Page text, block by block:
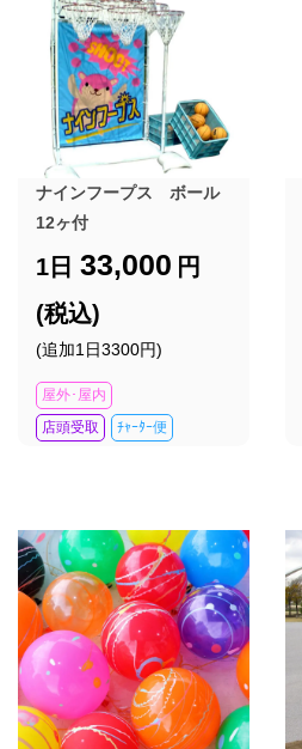
ナインフープス ボール
12ヶ付
1日 33,000 円
(税込)
(追加1日3300円)
屋外･屋内
店頭受取
ﾁｬｰﾀｰ便